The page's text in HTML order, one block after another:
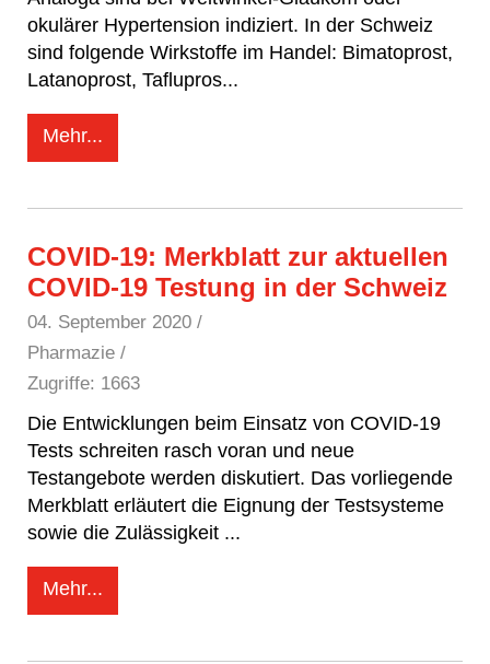
okulärer Hypertension indiziert. In der Schweiz
sind folgende Wirkstoffe im Handel: Bimatoprost,
Latanoprost, Taflupros...
Mehr...
COVID-19: Merkblatt zur aktuellen
COVID-19 Testung in der Schweiz
04. September 2020 /
Pharmazie /
Zugriffe: 1663
Die Entwicklungen beim Einsatz von COVID-19
Tests schreiten rasch voran und neue
Testangebote werden diskutiert. Das vorliegende
Merkblatt erläutert die Eignung der Testsysteme
sowie die Zulässigkeit ...
Mehr...